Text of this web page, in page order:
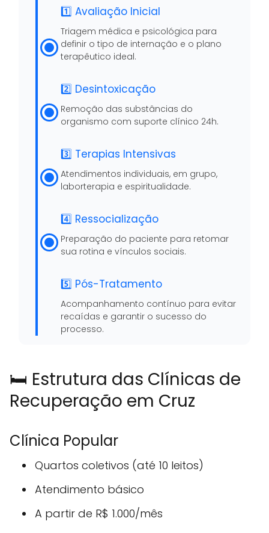
1️⃣ Avaliação Inicial
Triagem médica e psicológica para
definir o tipo de internação e o plano
terapêutico ideal.
2️⃣ Desintoxicação
Remoção das substâncias do
organismo com suporte clínico 24h.
3️⃣ Terapias Intensivas
Atendimentos individuais, em grupo,
laborterapia e espiritualidade.
4️⃣ Ressocialização
Preparação do paciente para retomar
sua rotina e vínculos sociais.
5️⃣ Pós-Tratamento
Acompanhamento contínuo para evitar
recaídas e garantir o sucesso do
processo.
🛏️ Estrutura das Clínicas de
Recuperação em Cruz
Clínica Popular
Quartos coletivos (até 10 leitos)
Atendimento básico
A partir de R$ 1.000/mês